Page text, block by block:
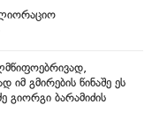
გმირების წინაშე ეს
გიორგი ბარამიძის